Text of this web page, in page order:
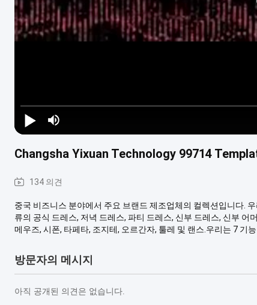
Changsha Yixuan Technology 99714
134 의견
중국 비즈니스 분야에서 주요 브랜드 제조업체의 컬렉션입니다.
류의 공식 드레스, 저녁 드레스, 파티 드레스, 신부 드레스, 신부
메우즈, 시폰, 타페타, 조지테, 오르간자, 툴레 및 랜스.우리는 7 기능
방문자의 메시지
아직 공개된 의견은 없습니다.